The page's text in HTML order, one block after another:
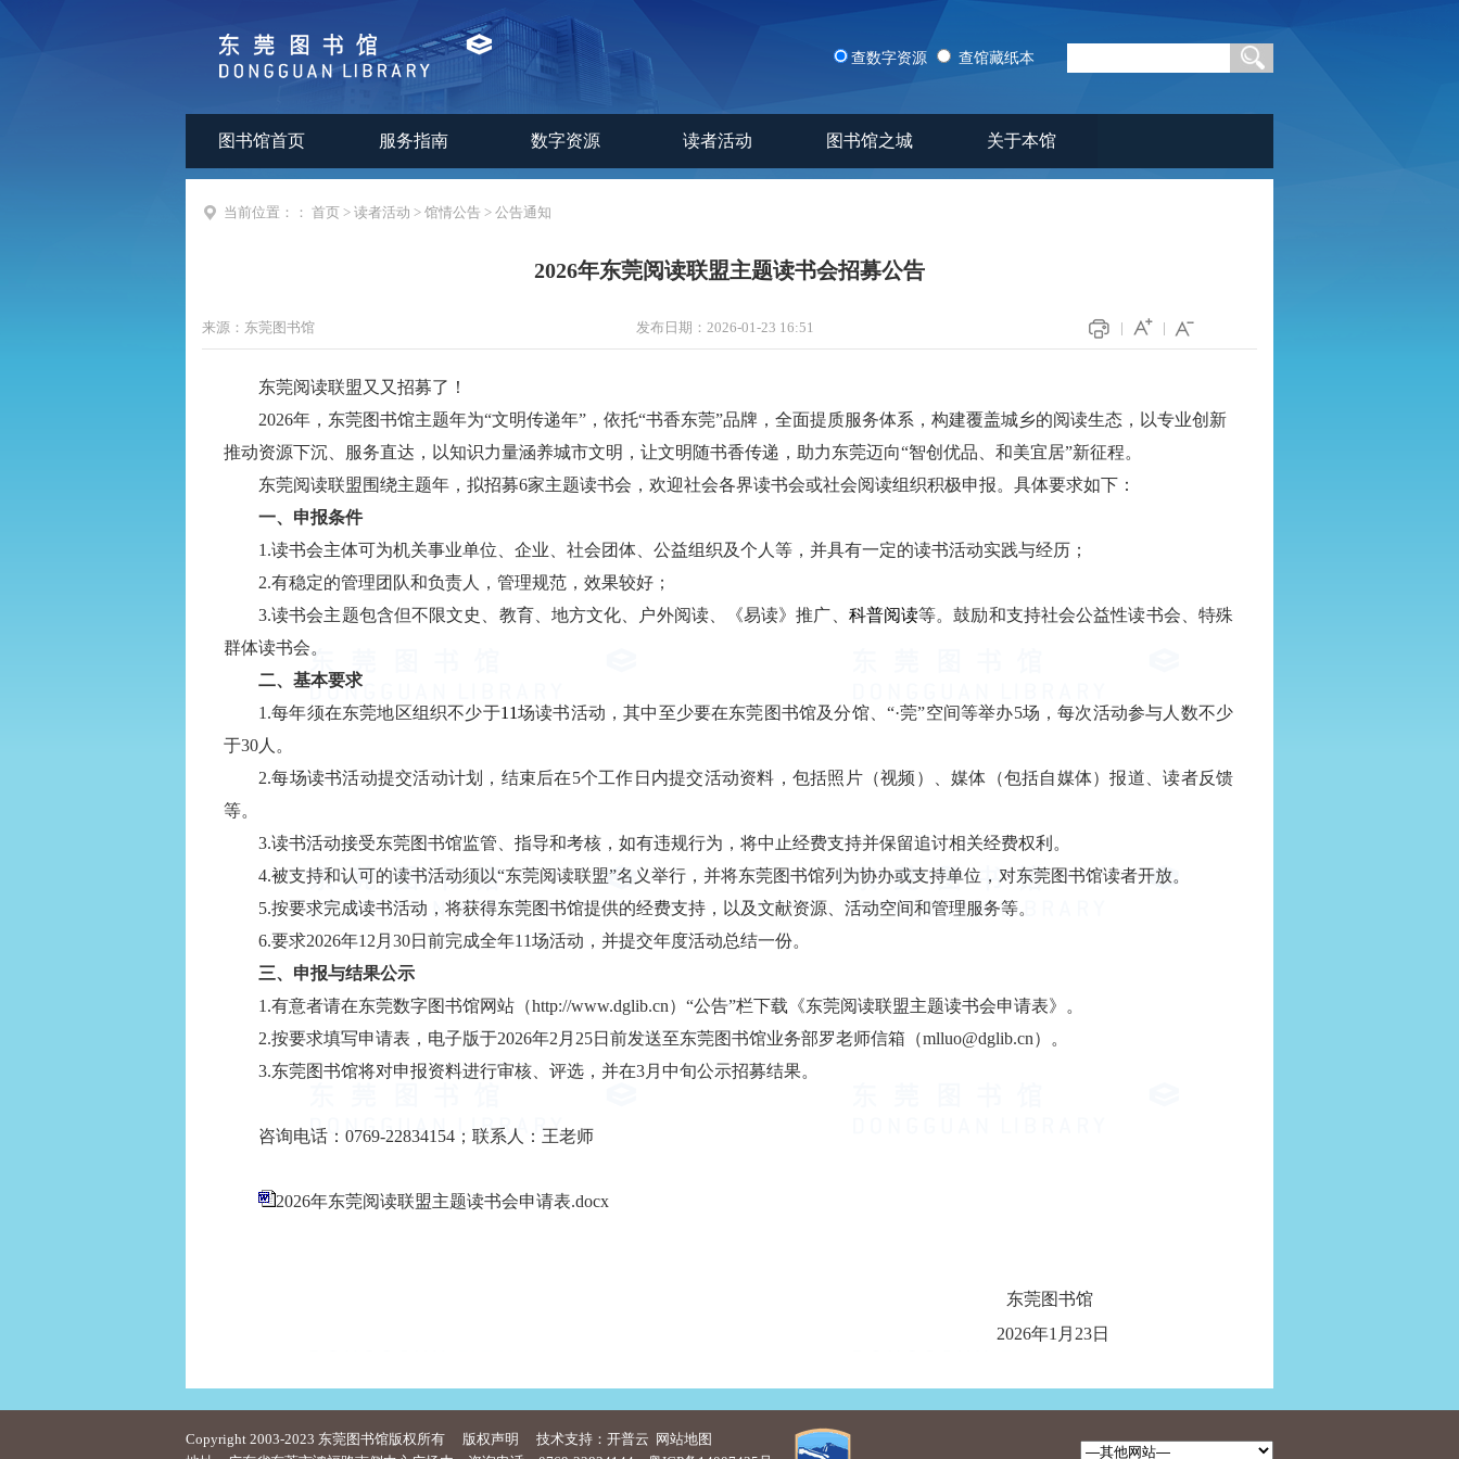
查数字资源 查馆藏纸本
图书馆首页 服务指南 数字资源 读者活动 图书馆之城 关于本馆
当前位置：： 首页 > 读者活动 > 馆情公告 > 公告通知
2026年东莞阅读联盟主题读书会招募公告
来源： 东莞图书馆 发布日期： 2026-01-23 16:51 | |
东莞阅读联盟 又又招募了！
2026年，东莞图书馆主题年为“文明传递年”，依托“书香东莞”品牌，全面提质服务体系，构建覆盖城乡的阅读生态，以专业创新
推动资源下沉、服务直达，以知识力量涵养城市文明，让文明随书香传递，助力东莞迈向“智创优品、和美宜居”新征程。
东莞阅读联盟围绕主题年，拟招募6家主题读书会，欢迎社会各界读书会或社会阅读组织积极申报。具体要求如下：
一、申报条件
1.读书会主体可为机关事业单位、企业、社会团体、公益组织及个人等，并具有一定的读书活动实践与经历；
2.有稳定的管理团队和负责人，管理规范，效果较好；
3.读书会主题包含但不限文史、教育、地方文化、户外阅读、《易读》推广、 科普阅读等。鼓励和支持社会公益性读书会、特殊
群体读书会。
二、基本要求
1.每年须在东莞地区组织不少于11场读书活动，其中至少要在东莞图书馆及分馆、“·莞”空间等举办5场，每次活动参与人数不少
于30 人。
2.每场读书活动提交活动计划，结束后在5个工作日内提交活动资料，包括照片（视频）、媒体（包括自媒体）报道、读者反馈
等。
3.读书活动接受东莞图书馆监管、指导和考核，如有违规行为，将中止经费支持并保留追讨相关经费权利。
4.被支持和认可的读书活动须以“东莞阅读联盟”名义举行，并将东莞图书馆列为协办或支持单位，对东莞图书馆读者开放。
5.按要求完成读书活动，将获得东莞图书馆提供的经费支持，以及文献资源、活动空间和管理服务等。
6.要求2026年12 月 30日前完成全年11场活动，并提交年度活动总结一份。
三、申报与结果公示
1.有意者请在东莞数字图书馆网站（http://www.dglib.cn）“公告”栏下载《东莞阅读联盟主题读书会申请表》。
2.按要求填写申请表， 电子版于2026年2 月25日 前发送至东莞图书馆业务部罗老师信箱（mlluo@dglib.cn）。
3.东莞图书馆将对申报资料进行审核、评选，并在3月中旬公示招募结果。
咨询电话： 0769-22834154 ；联系人：王老师
2026年东莞阅读联盟主题读书会申请表.docx
东莞图书馆
2026年1 月 23日
Copyright 2003-2023 东莞图书馆版权所有 版权声明 技术支持：开普云 网站地图